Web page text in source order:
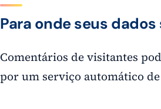
Para onde seus
Comentários de visitantes
por um serviço automático